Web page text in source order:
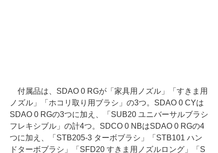
付属品は、SDAO 0 RGが「家具用ノズル」「すきま用
ノズル」「ホコリ取り用ブラシ」の3つ。SDAO 0 CYは
SDAO 0 RGの3つに加え、「SUB20 ユニバーサルブラシ
フレキシブル」の計4つ。SDCO 0 NBはSDAO 0 RGの4
つに加え、「STB205-3 ターボブラシ」「STB101 ハン
ドターボブラシ」「SFD20 すきま用ノズルロング」「S